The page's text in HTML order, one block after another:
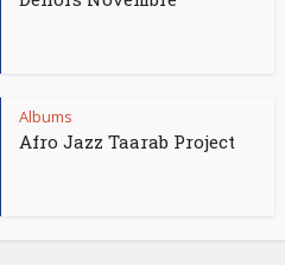
Albums
Afro Jazz Taarab Project